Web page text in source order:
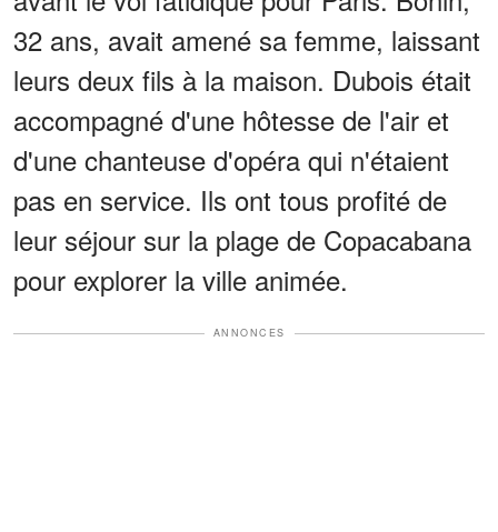
32 ans, avait amené sa femme, laissant
leurs deux fils à la maison. Dubois était
accompagné d'une hôtesse de l'air et
d'une chanteuse d'opéra qui n'étaient
pas en service. Ils ont tous profité de
leur séjour sur la plage de Copacabana
pour explorer la ville animée.
ANNONCES